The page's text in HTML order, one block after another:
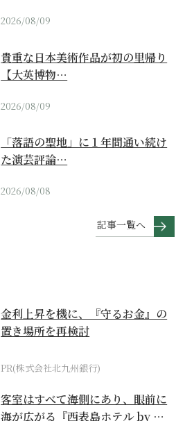
2026/08/09
貴重な日本美術作品が初の里帰り
【大英博物…
2026/08/09
「落語の聖地」に１年間通い続け
た演芸評論…
2026/08/08
記事一覧へ
金利上昇を機に、『守るお金』の
置き場所を再検討
PR(株式会社北九州銀行)
客室はすべて海側にあり、眼前に
海が広がる『西表島ホテル by 星